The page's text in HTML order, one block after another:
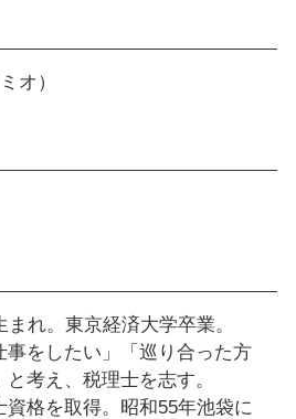
オ）
れ。東京経済大学卒業。
事をしたい」「巡り合った方
考え、税理士を志す。
資格を取得。昭和55年池袋に